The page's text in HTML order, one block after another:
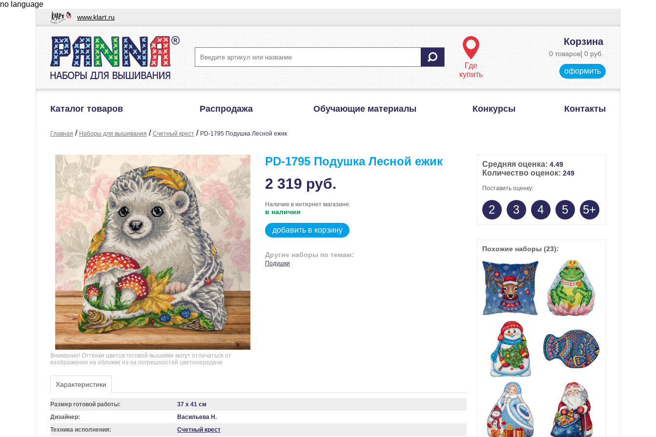
no language
www.klart.ru
Где
купить
Корзина
0 товаров 0 руб.
оформить
Каталог товаров Распродажа Обучающие материалы Конкурсы Контакты
Главная / Наборы для вышивания / Счетный крест / PD-1795 Подушка Лесной ежик
Внимание! Оттенки цветов готовой вышивки могут отличаться от
изображения на обложке из-за погрешностей цветопередачи
PD-1795 Подушка Лесной ежик
2 319 руб.
Наличие в интернет магазине:
в наличии
добавить в корзину
Другие наборы по темам:
Подушки
Характеристики
Размер готовой работы:
37 x 41 см
Дизайнер:
Васильева Н.
Техника исполнения:
Счетный крест
Средняя оценка: 4.49
Количество оценок: 249
Поставить оценку:
2 3 4 5 5+
Похожие наборы (23):